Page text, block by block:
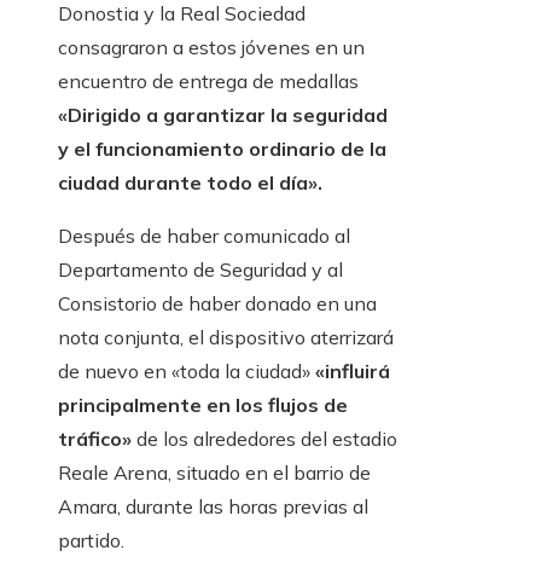
Donostia y la Real Sociedad
consagraron a estos jóvenes en un
encuentro de entrega de medallas
«Dirigido a garantizar la seguridad
y el funcionamiento ordinario de la
ciudad durante todo el día».
Después de haber comunicado al
Departamento de Seguridad y al
Consistorio de haber donado en una
nota conjunta, el dispositivo aterrizará
de nuevo en «toda la ciudad» «influirá
principalmente en los flujos de
tráfico» de los alrededores del estadio
Reale Arena, situado en el barrio de
Amara, durante las horas previas al
partido.